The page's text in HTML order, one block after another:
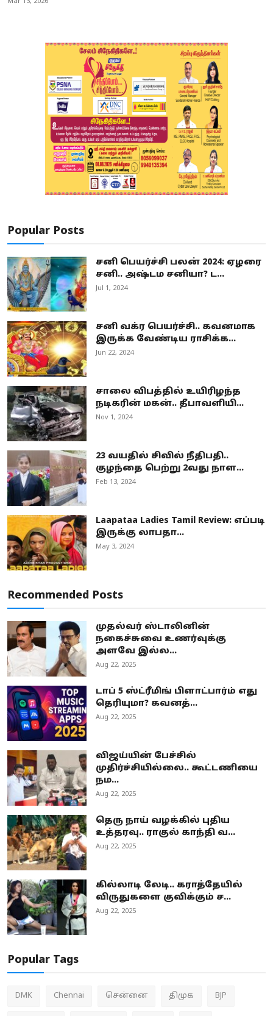
Popular Posts
சனி பெயர்ச்சி பலன் 2024: ஏழரை
சனி.. அஷ்டம சனியா? ட...
Jul 1, 2024
சனி வக்ர பெயர்ச்சி.. கவனமாக
இருக்க வேண்டிய ராசிக்க...
Jun 22, 2024
சாலை விபத்தில் உயிரிழந்த
நடிகரின் மகன்.. தீபாவளியி...
Nov 1, 2024
23 வயதில் சிவில் நீதிபதி..
குழந்தை பெற்று 2வது நாள...
Feb 13, 2024
Laapataa Ladies Tamil Review: எப்படி
இருக்கு லாபதா...
May 3, 2024
Recommended Posts
முதல்வர் ஸ்டாலினின்
நகைச்சுவை உணர்வுக்கு
அளவே இல்ல...
Aug 22, 2025
டாப் 5 ஸ்ட்ரீமிங் பிளாட்பார்ம் எது
தெரியுமா? கவனத்...
Aug 22, 2025
விஜய்யின் பேச்சில்
முதிர்ச்சியில்லை.. கூட்டணியை
நம...
Aug 22, 2025
தெரு நாய் வழக்கில் புதிய
உத்தரவு.. ராகுல் காந்தி வ...
Aug 22, 2025
கில்லாடி லேடி.. கராத்தேயில்
விருதுகளை குவிக்கும் ச...
Aug 22, 2025
Popular Tags
DMK Chennai சென்னை திமுக BJP